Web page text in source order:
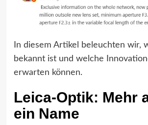
In diesem Artikel beleuchten wir,
bekannt ist und welche
erwarten können.
Leica-Optik: Mehr
ein Name